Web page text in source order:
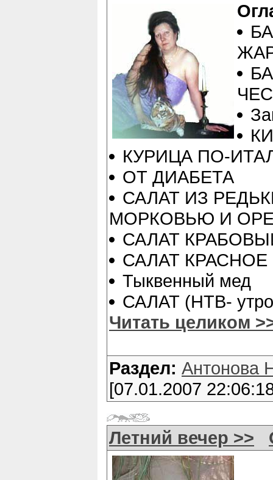
КУРИЦА ПО-
ОТ ДИАБЕТА
САЛАТ ИЗ
МОРКОВЬЮ И
САЛАТ
САЛАТ
Тыквенный мед
САЛАТ (НТВ-
Читать целиком
Раздел: Антонова
[07.01.2007
Летний вечер >>